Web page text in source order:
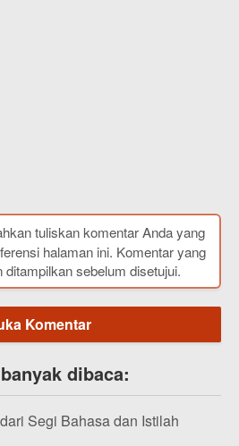
tuliskan komentar Anda yang
halaman ini. Komentar yang
sebelum disetujui.
Komentar
dibaca:
Segi Bahasa dan Istilah